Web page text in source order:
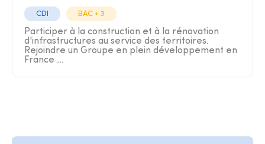
CDI BAC + 3
Participer à la construction et à la rénovation
d'infrastructures au service des territoires.
Rejoindre un Groupe en plein développement en
France ...